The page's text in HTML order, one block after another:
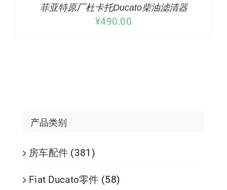
菲亚特原厂杜卡托Ducato柴油滤清器
¥490.00
产品类别
房车配件 (381)
Fiat Ducato零件 (58)